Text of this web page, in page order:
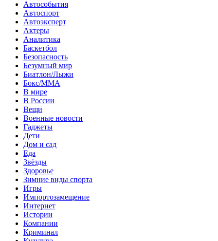
Автособытия
Автоспорт
Автоэксперт
Актеры
Аналитика
Баскетбол
Безопасность
Безумный мир
Биатлон/Лыжи
Бокс/MMA
В мире
В России
Вещи
Военные новости
Гаджеты
Дети
Дом и сад
Еда
Звёзды
Здоровье
Зимние виды спорта
Игры
Импортозамещение
Интернет
Истории
Компании
Криминал